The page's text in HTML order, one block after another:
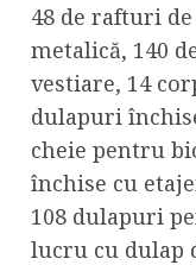
48 de rafturi
metalică, 140
vestiare, 14
dulapuri
cheie pentru
închise cu
108 dulapuri
lucru cu dulap